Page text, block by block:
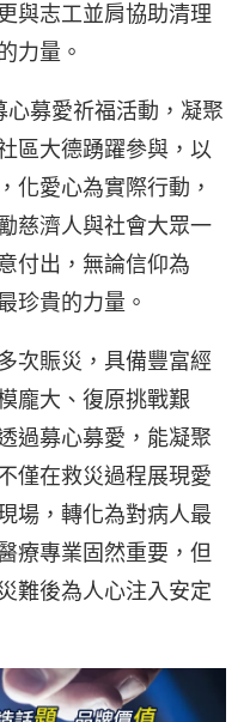
與志工並肩協助清理
力量。
募愛祈福活動，凝聚
區大德踴躍參與，以
化愛心為實際行動，
慈濟人與社會大眾一
付出，無論信仰為
珍貴的力量。
次賑災，具備豐富經
龐大、復原挑戰艱
過募心募愛，能凝聚
僅在救災過程展現愛
場，轉化為對病人最
療專業固然重要，但
難後為人心注入安定